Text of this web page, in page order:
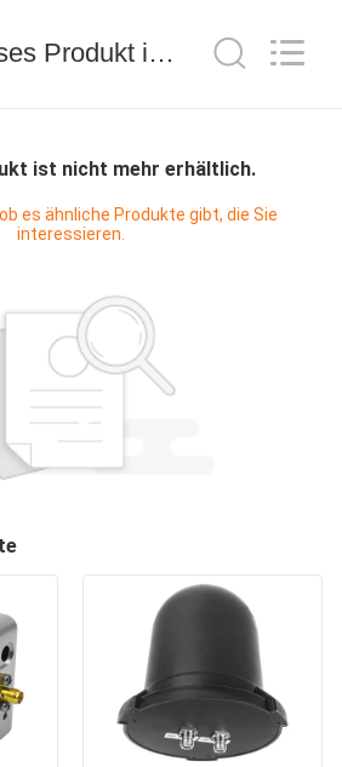
Dieses Produkt ist nicht mehr erhältlich.
ist nicht mehr erhältlich.
es ähnliche Produkte gibt, die Sie
interessieren.